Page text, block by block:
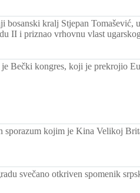
bosanski kralj Stjepan Tomašević,
II i priznao vrhovnu vlast
Bečki kongres, koji je prekrojio
sporazum kojim je Kina Velikoj
svečano otkriven spomenik